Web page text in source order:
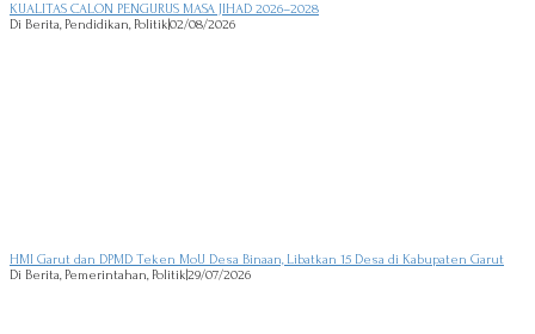
KUALITAS CALON PENGURUS MASA JIHAD 2026–2028
Di Berita, Pendidikan, Politik02/08/2026
HMI Garut dan DPMD Teken MoU Desa Binaan, Libatkan 15 Desa di Kabupaten Garut
Di Berita, Pemerintahan, Politik29/07/2026